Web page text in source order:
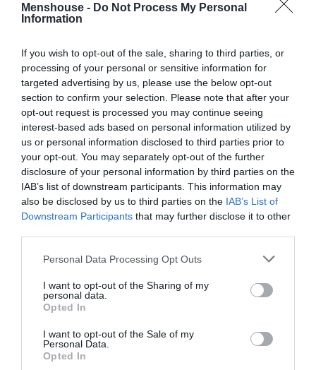
Menshouse - Do Not Process My Personal
Information
If you wish to opt-out of the sale, sharing to third parties, or
processing of your personal or sensitive information for
targeted advertising by us, please use the below opt-out
section to confirm your selection. Please note that after your
opt-out request is processed you may continue seeing
interest-based ads based on personal information utilized by
us or personal information disclosed to third parties prior to
your opt-out. You may separately opt-out of the further
disclosure of your personal information by third parties on the
IAB’s list of downstream participants. This information may
also be disclosed by us to third parties on the IAB’s List of
Downstream Participants that may further disclose it to other
Personal Data Processing Opt Outs
I want to opt-out of the Sharing of my
personal data.
Opted In
I want to opt-out of the Sale of my
Personal Data.
Opted In